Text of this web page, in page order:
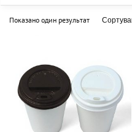
Показано один результат